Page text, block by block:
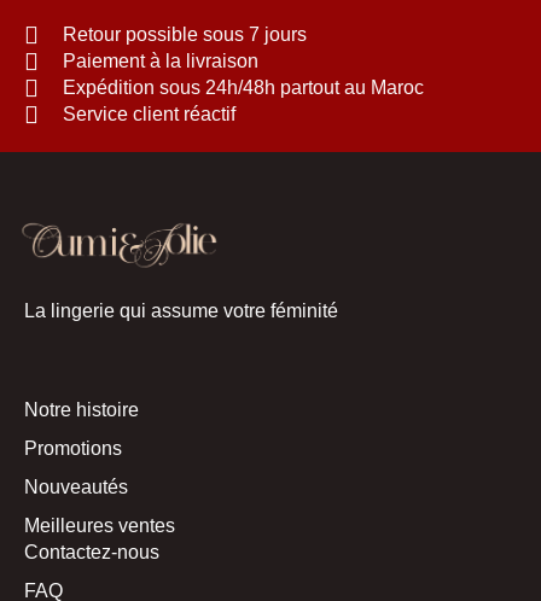
Retour possible sous 7 jours
Paiement à la livraison
Expédition sous 24h/48h partout au Maroc
Service client réactif
La lingerie qui assume votre féminité
Notre histoire
Promotions
Nouveautés
Meilleures ventes
Contactez-nous
FAQ